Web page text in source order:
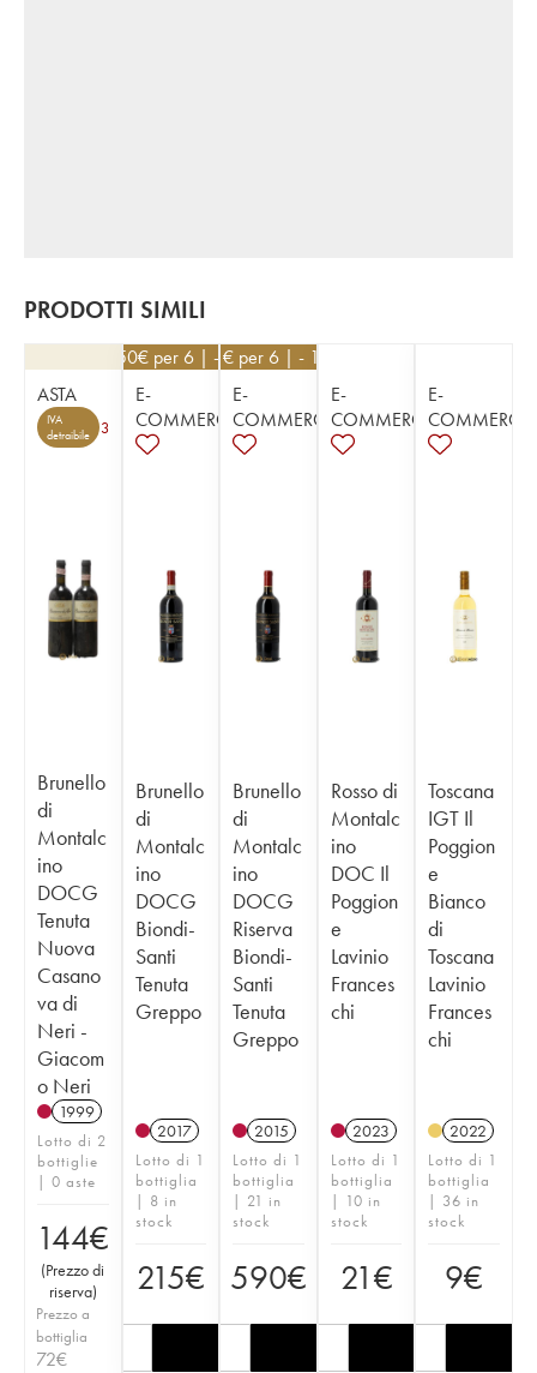
PRODOTTI SIMILI
ASTA
IVA
detraibile
3
Brunello
di
Montalc
ino
DOCG
Tenuta
Nuova
Casano
va di
Neri -
Giacom
o Neri
1999
Lotto di 2
bottiglie
| 0 aste
144€
(Prezzo di
riserva)
Prezzo a
bottiglia
72€
193,50€ per 6 | - 10%
E-
COMMERCE
Brunello
di
Montalc
ino
DOCG
Biondi-
Santi
Tenuta
Greppo
2017
Lotto di 1
bottiglia
| 8 in
stock
215€
531€ per 6 | - 10%
E-
COMMERCE
Brunello
di
Montalc
ino
DOCG
Riserva
Biondi-
Santi
Tenuta
Greppo
2015
Lotto di 1
bottiglia
| 21 in
stock
590€
E-
COMMERCE
Rosso di
Montalc
ino
DOC Il
Poggion
e
Lavinio
Frances
chi
2023
Lotto di 1
bottiglia
| 10 in
stock
21€
E-
COMMERCE
Toscana
IGT Il
Poggion
e
Bianco
di
Toscana
Lavinio
Frances
chi
2022
Lotto di 1
bottiglia
| 36 in
stock
9€